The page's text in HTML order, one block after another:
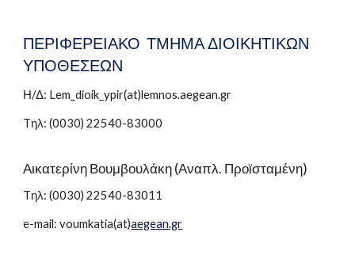
ΠΕΡΙΦΕΡΕΙΑΚΟ ΤΜΗΜΑ ΔΙΟΙΚΗΤΙΚΩΝ
ΥΠΟΘΕΣΕΩΝ
Η/Δ: Lem_dioik_ypir(at)lemnos.aegean.gr
Tηλ: (0030)22540-83000
Αικατερίνη Βουμβουλάκη (Αναπλ. Προϊσταμένη)
Tηλ: (0030) 22540-83011
e-mail: voumkatia(at)aegean.gr